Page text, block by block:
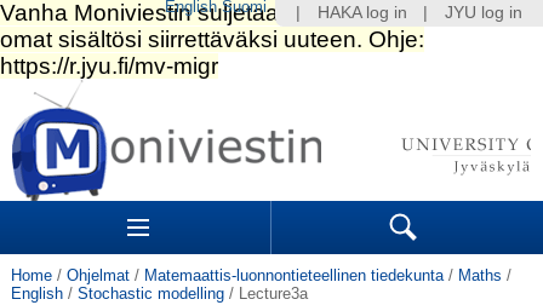
Skip
content.
|
Skip
to
Sections Search
Home / Ohjelmat / Matemaattis-luonnontieteellinen tiedekunta / Maths /
English / Stochastic modelling / Lecture3a
HAKA log in JYU log in
English Suomi